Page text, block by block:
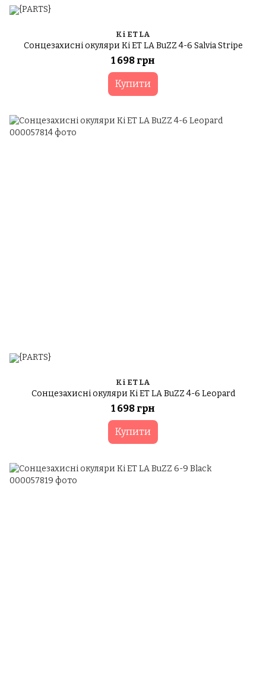
Ki ET LA
Сонцезахисні окуляри Ki ET LA BuZZ 4-6 Salvia Stripe
1 698 грн
Купити
Ki ET LA
Сонцезахисні окуляри Ki ET LA BuZZ 4-6 Leopard
1 698 грн
Купити